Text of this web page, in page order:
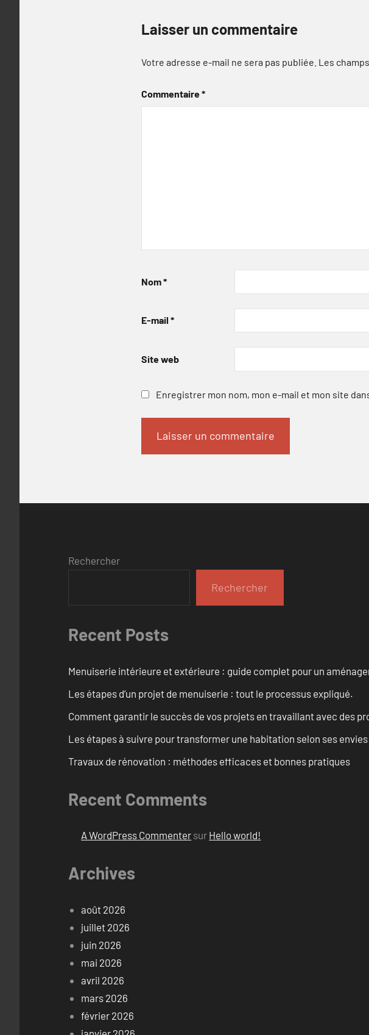
Laisser un commentaire
Votre adresse e-mail ne sera pas publiée. Les
Commentaire*
Nom*
E-mail *
Site web
Enregistrer mon nom, mon e-mail et mon site
Rechercher
Rechercher
Recent Posts
Menuiserie intérieure et extérieure : guide complet pour un
Les étapes d’un projet de menuiserie : tout le processus expliqué.
Comment garantir le succès de vos projets en travaillant avec des
Les étapes à suivre pour transformer une habitation selon ses envies
Travaux de rénovation : méthodes efficaces et bonnes pratiques
Recent Comments
A WordPress Commenter sur Hello world!
Archives
août 2026
juillet 2026
juin 2026
mai 2026
avril 2026
mars 2026
février 2026